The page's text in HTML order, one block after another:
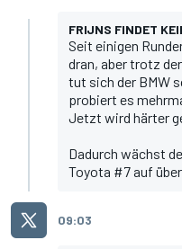
FRIJNS FINDET
Seit einigen
dran, aber trotz
tut sich der BMW
probiert es
Jetzt wird härter
Dadurch wächst
Toyota #7 auf
09:03